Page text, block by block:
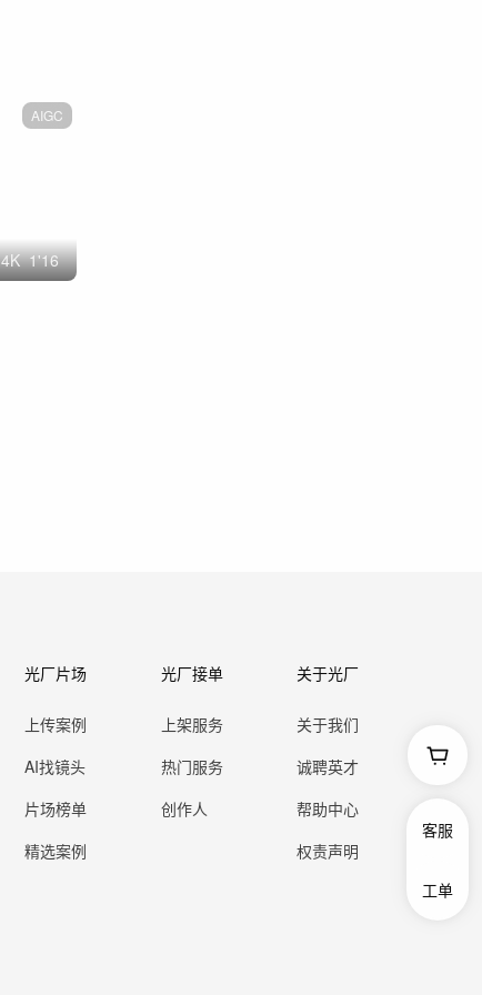
AIGC
4K 1'16
光厂片场
上传案例
AI找镜头
片场榜单
精选案例
光厂接单
上架服务
热门服务
创作人
关于光厂
关于我们
诚聘英才
帮助中心
权责声明
客服
工单